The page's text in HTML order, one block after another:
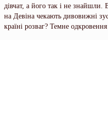
дівчат, а його так і не
на Девіна чекають дивовижні
країні розваг? Темне